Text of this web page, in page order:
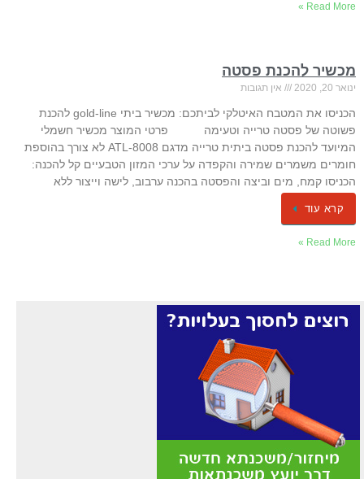
Read More »
מכשיר להכנת פסטה
ינואר 20, 2020 אין תגובות
הכניסו את המטבח האיטלקי לביתכם: מכשיר ביתי gold-line להכנת
פשוטה של פסטה טרייה וטעימה פרטי המוצר מכשיר חשמלי
המיועד להכנת פסטה ביתית טרייה מדגם ATL-8008 לא צורך בהוספת
חומרים משמרים שמירה והקפדה על ערכי המזון הטבעיים קל להכנה:
הכניסו קמח, מים וביצה והפסטה בהכנה ערבוב, לישה וייצור ללא
קרא עוד
Read More »